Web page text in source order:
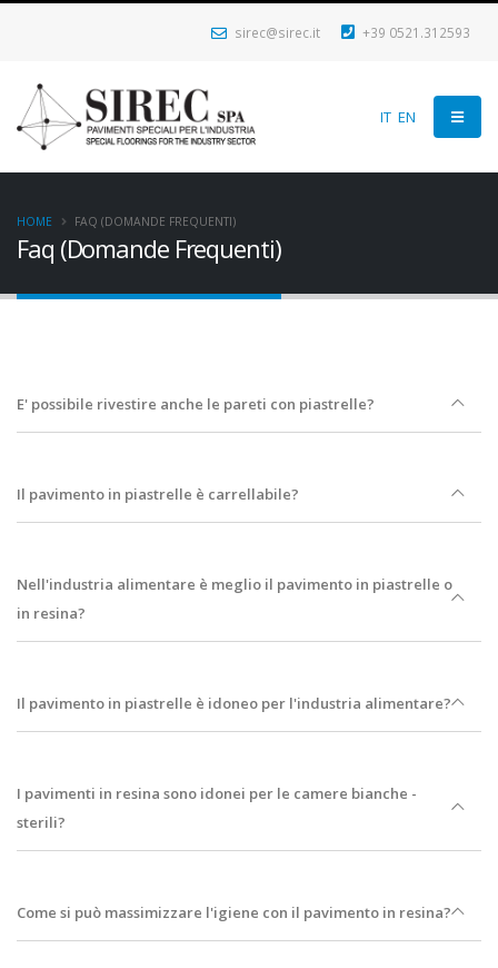
sirec@sirec.it +39 0521.312593
IT EN
Faq (Domande Frequenti)
HOME FAQ (DOMANDE FREQUENTI)
E' possibile rivestire anche le pareti con piastrelle?
Il pavimento in piastrelle è carrellabile?
Nell'industria alimentare è meglio il pavimento in piastrelle o
in resina?
Il pavimento in piastrelle è idoneo per l'industria alimentare?
I pavimenti in resina sono idonei per le camere bianche -
sterili?
Come si può massimizzare l'igiene con il pavimento in resina?